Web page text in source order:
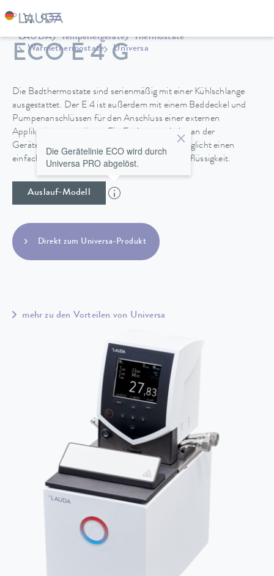
LAUDA Temperiergeräte
Thermostate
Wärmethermostate
Universa
ECO E 4 G
Die Badthermostate sind serienmäßig mit einer Kühlschlange
ausgestattet. Der E 4 ist außerdem mit einem Baddeckel und
Pumpenanschlüssen für den Anschluss einer externen
Applikation ausgerüstet. Ein Entleerungshahn an der
Geräterückseite bei den Edelstahlbädern ermöglicht einen
einfachen und sicheren Wechsel der Temperierflüssigkeit.
Auslauf-Modell
Die Gerätelinie ECO wird durch
Universa PRO abgelöst.
Direkt zum Universa-Produkt
mehr zu den Vorteilen von Universa